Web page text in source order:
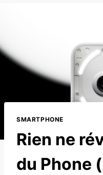
SMARTPHONE
Rien ne
du Phone